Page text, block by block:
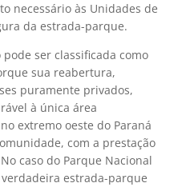
necessário às Unidades de
da estrada-parque.
pode ser classificada como
sua reabertura,
puramente privados,
à única área
extremo oeste do Paraná
com a prestação
caso do Parque Nacional
estrada-parque